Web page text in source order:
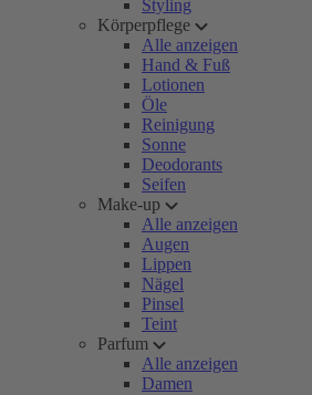
Styling
Körperpflege
Alle anzeigen
Hand & Fuß
Lotionen
Öle
Reinigung
Sonne
Deodorants
Seifen
Make-up
Alle anzeigen
Augen
Lippen
Nägel
Pinsel
Teint
Parfum
Alle anzeigen
Damen